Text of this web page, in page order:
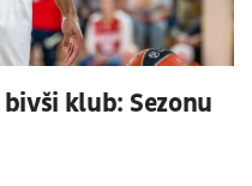
klub: Sezonu